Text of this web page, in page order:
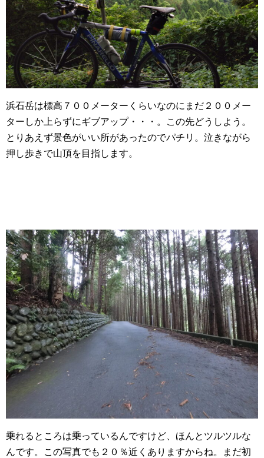
浜石岳は標高７００メーターくらいなのにまだ２００メー
ターしか上らずにギブアップ・・・。この先どうしよう。
とりあえず景色がいい所があったのでパチリ。泣きながら
押し歩きで山頂を目指します。
乗れるところは乗っているんですけど、ほんとツルツルな
んです。この写真でも２０％近くありますからね。まだ初